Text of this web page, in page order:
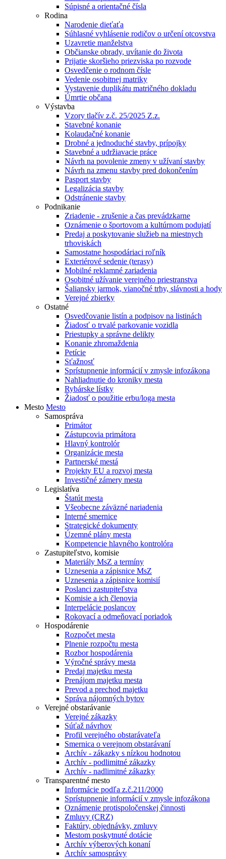
Súpisné a orientačné čísla
Rodina
Narodenie dieťaťa
Súhlasné vyhlásenie rodičov o určení otcovstva
Uzavretie manželstva
Občianske obrady, uvítanie do života
Prijatie skoršieho priezviska po rozvode
Osvedčenie o rodnom čísle
Vedenie osobitnej matriky
Vystavenie duplikátu matričného dokladu
Úmrtie občana
Výstavba
Vzory tlačív z.č. 25/2025 Z.z.
Stavebné konanie
Kolaudačné konanie
Drobné a jednoduché stavby, prípojky
Stavebné a udržiavacie práce
Návrh na povolenie zmeny v užívaní stavby
Návrh na zmenu stavby pred dokončením
Pasport stavby
Legalizácia stavby
Odstránenie stavby
Podnikanie
Zriadenie - zrušenie a čas prevádzkarne
Oznámenie o športovom a kultúrnom podujatí
Predaj a poskytovanie služieb na miestnych
trhoviskách
Samostatne hospodáriaci roľník
Exteriérové sedenie (terasy)
Mobilné reklamné zariadenia
Osobitné užívanie verejného priestranstva
Šaliansky jarmok, vianočné trhy, slávnosti a hody
Verejné zbierky
Ostatné
Osvedčovanie listín a podpisov na listinách
Žiadosť o trvalé parkovanie vozidla
Priestupky a správne delikty
Konanie zhromaždenia
Petície
Sťažnosť
Sprístupnenie informácií v zmysle infozákona
Nahliadnutie do kroniky mesta
Rybárske lístky
Žiadosť o použitie erbu/loga mesta
Mesto Mesto
Samospráva
Primátor
Zástupcovia primátora
Hlavný kontrolór
Organizácie mesta
Partnerské mestá
Projekty EU a rozvoj mesta
Investičné zámery mesta
Legislatíva
Štatút mesta
Všeobecne záväzné nariadenia
Interné smernice
Strategické dokumenty
Územné plány mesta
Kompetencie hlavného kontrolóra
Zastupiteľstvo, komisie
Materiály MsZ a termíny
Uznesenia a zápisnice MsZ
Uznesenia a zápisnice komisií
Poslanci zastupiteľstva
Komisie a ich členovia
Interpelácie poslancov
Rokovací a odmeňovací poriadok
Hospodárenie
Rozpočet mesta
Plnenie rozpočtu mesta
Rozbor hospodárenia
Výročné správy mesta
Predaj majetku mesta
Prenájom majetku mesta
Prevod a prechod majetku
Správa nájomných bytov
Verejné obstarávanie
Verejné zákazky
Súťaž návrhov
Profil verejného obstarávateľa
Smernica o verejnom obstarávaní
Archív - zákazky s nízkou hodnotou
Archív - podlimitné zákazky
Archív - nadlimitné zákazky
Transparentné mesto
Informácie podľa z.č.211/2000
Sprístupnenie informácií v zmysle infozákona
Oznámenie protispoločenskej činnosti
Zmluvy (CRZ)
Faktúry, objednávky, zmluvy
Mestom poskytnuté dotácie
Archív výberových konaní
Archív samosprávy